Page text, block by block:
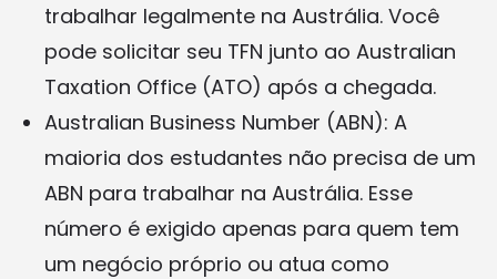
trabalhar legalmente na Austrália. Você
pode solicitar seu TFN junto ao Australian
Taxation Office (ATO) após a chegada.
Australian Business Number (ABN): A
maioria dos estudantes não precisa de um
ABN para trabalhar na Austrália. Esse
número é exigido apenas para quem tem
um negócio próprio ou atua como